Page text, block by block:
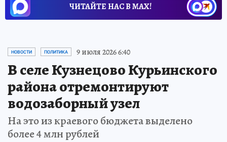
ЧИТАЙТЕ НАС В МАХ!
НОВОСТИ ПОЛИТИКА 9 июля 2026 6:40
В селе Кузнецово Курьинского
района отремонтируют
водозаборный узел
На это из краевого бюджета выделено
более 4 млн рублей